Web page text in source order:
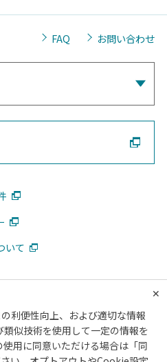
FAQ お問い合わせ
いて
利便性向上、および適切な情報
似技術を使用して一定の情報を
用に同意いただける場合は「同
✕